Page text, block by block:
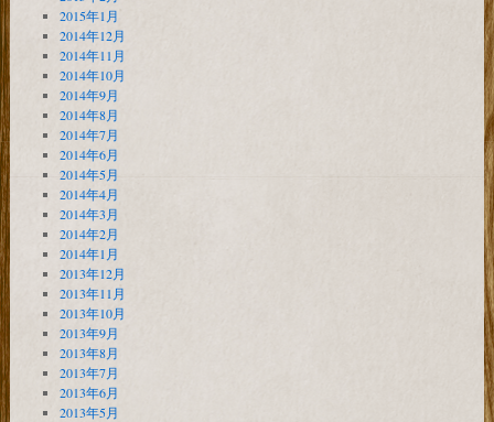
2015年1月
2014年12月
2014年11月
2014年10月
2014年9月
2014年8月
2014年7月
2014年6月
2014年5月
2014年4月
2014年3月
2014年2月
2014年1月
2013年12月
2013年11月
2013年10月
2013年9月
2013年8月
2013年7月
2013年6月
2013年5月